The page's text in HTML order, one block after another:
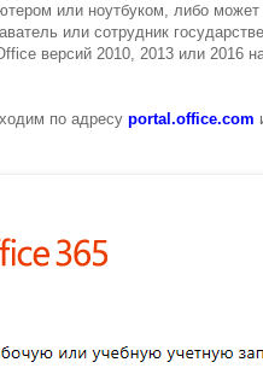
или ноутбуком, либо
или сотрудник
версий 2010, 2013 или 2016
по адресу portal.office.com